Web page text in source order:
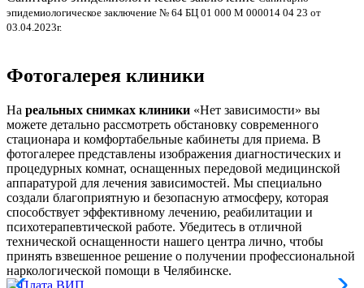
эпидемиологическое заключение № 64 БЦ 01 000 М 000014 04 23 от
03.04.2023г.
Фотогалерея клиники
На реальных снимках клиники «Нет зависимости» вы
можете детально рассмотреть обстановку современного
стационара и комфортабельные кабинеты для приема. В
фотогалерее представлены изображения диагностических и
процедурных комнат, оснащенных передовой медицинской
аппаратурой для лечения зависимостей. Мы специально
создали благоприятную и безопасную атмосферу, которая
способствует эффективному лечению, реабилитации и
психотерапевтической работе. Убедитесь в отличной
технической оснащенности нашего центра лично, чтобы
принять взвешенное решение о получении профессиональной
наркологической помощи в Челябинске.